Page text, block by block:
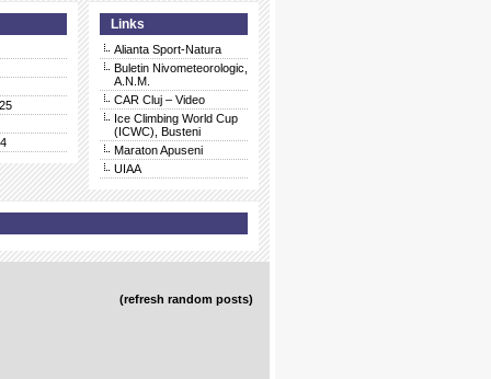
Links
Alianta Sport-Natura
Buletin Nivometeorologic,
A.N.M.
CAR Cluj – Video
Ice Climbing World Cup
(ICWC), Busteni
Maraton Apuseni
UIAA
(refresh random posts)